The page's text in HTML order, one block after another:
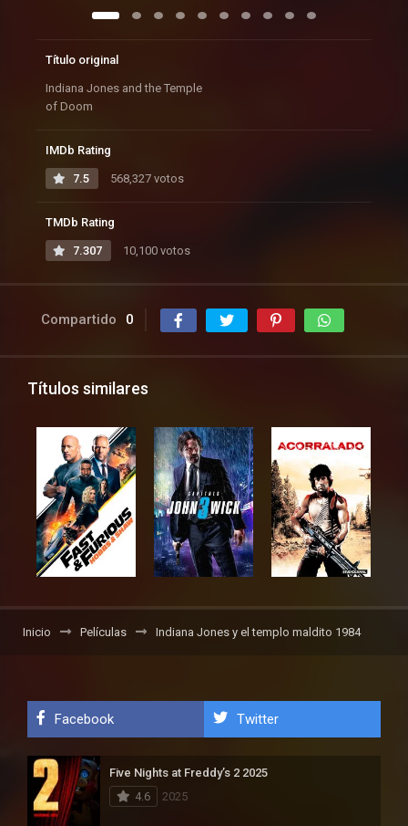
Título original
Indiana Jones and the Temple
of Doom
IMDb Rating
7.5 568,327 votos
TMDb Rating
7.307 10,100 votos
Compartido 0
Títulos similares
Inicio Películas Indiana Jones y el templo maldito 1984
Facebook Twitter
Five Nights at Freddy’s 2 2025
4.6
2025